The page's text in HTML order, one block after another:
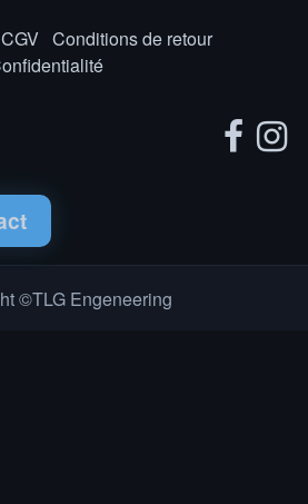
CGV Conditions de retour
©TLG Engeneering